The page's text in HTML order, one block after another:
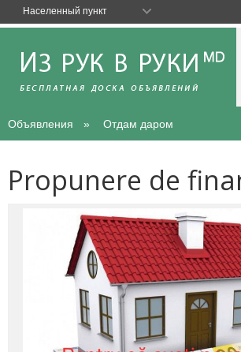
Объявления Отдам даром
Propunere de
Населенный пункт